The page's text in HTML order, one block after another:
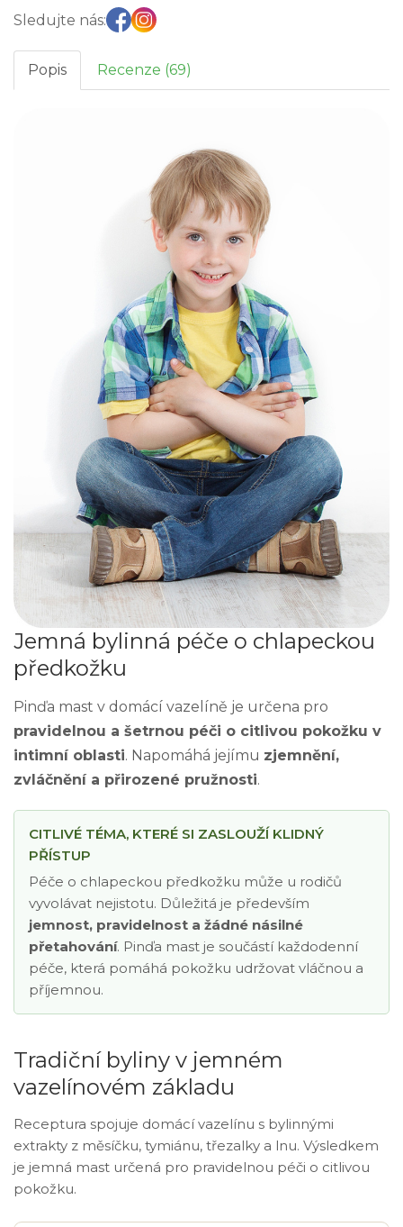
Sledujte nás:
Popis Recenze (69)
Jemná bylinná péče o chlapeckou
předkožku
Pinďa mast v domácí vazelíně je určena pro
pravidelnou a šetrnou péči o citlivou pokožku v
intimní oblasti. Napomáhá jejímu zjemnění,
zvláčnění a přirozené pružnosti.
CITLIVÉ TÉMA, KTERÉ SI ZASLOUŽÍ KLIDNÝ
PŘÍSTUP
Péče o chlapeckou předkožku může u rodičů
vyvolávat nejistotu. Důležitá je především
jemnost, pravidelnost a žádné násilné
přetahování. Pinďa mast je součástí každodenní
péče, která pomáhá pokožku udržovat vláčnou a
příjemnou.
Tradiční byliny v jemném
vazelínovém základu
Receptura spojuje domácí vazelínu s bylinnými
extrakty z měsíčku, tymiánu, třezalky a lnu. Výsledkem
je jemná mast určená pro pravidelnou péči o citlivou
pokožku.